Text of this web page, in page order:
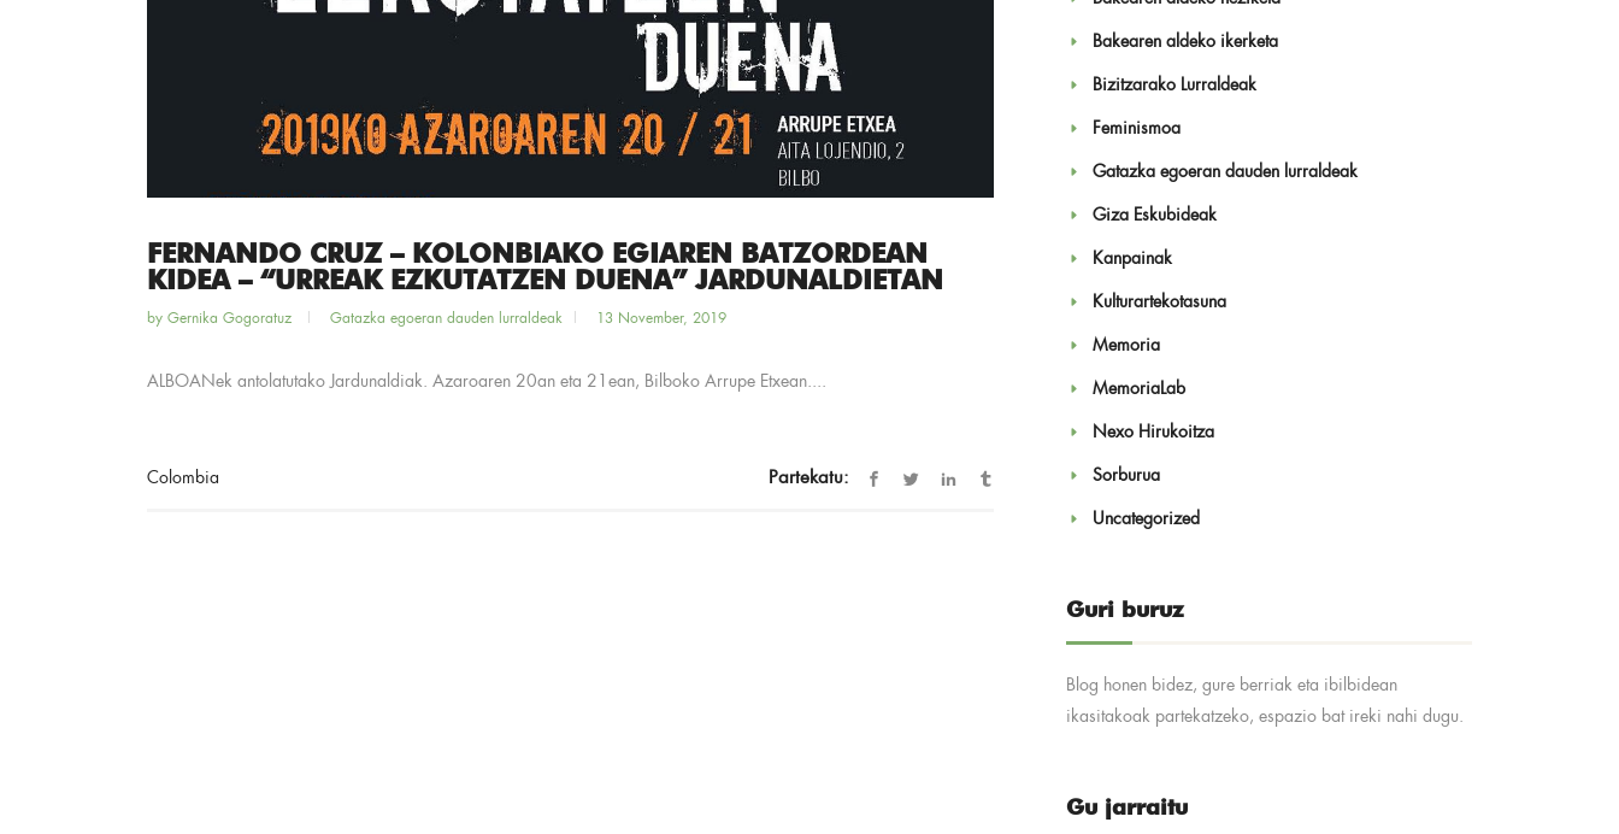
FERNANDO CRUZ – KOLONBIAKO EGIAREN BATZORDEAN
KIDEA – “URREAK EZKUTATZEN DUENA” JARDUNALDIETAN
by Gernika Gogoratuz Gatazka egoeran dauden lurraldeak 13 November, 2019
ALBOANek antolatutako Jardunaldiak. Azaroaren 20an eta 21ean, Bilboko Arrupe Etxean....
Colombia Partekatu:
Bakearen aldeko ikerketa
Bizitzarako Lurraldeak
Feminismoa
Gatazka egoeran dauden lurraldeak
Giza Eskubideak
Kanpainak
Kulturartekotasuna
Memoria
MemoriaLab
Nexo Hirukoitza
Sorburua
Uncategorized
Guri buruz
Blog honen bidez, gure berriak eta ibilbidean
ikasitakoak partekatzeko, espazio bat ireki nahi dugu.
Gu jarraitu